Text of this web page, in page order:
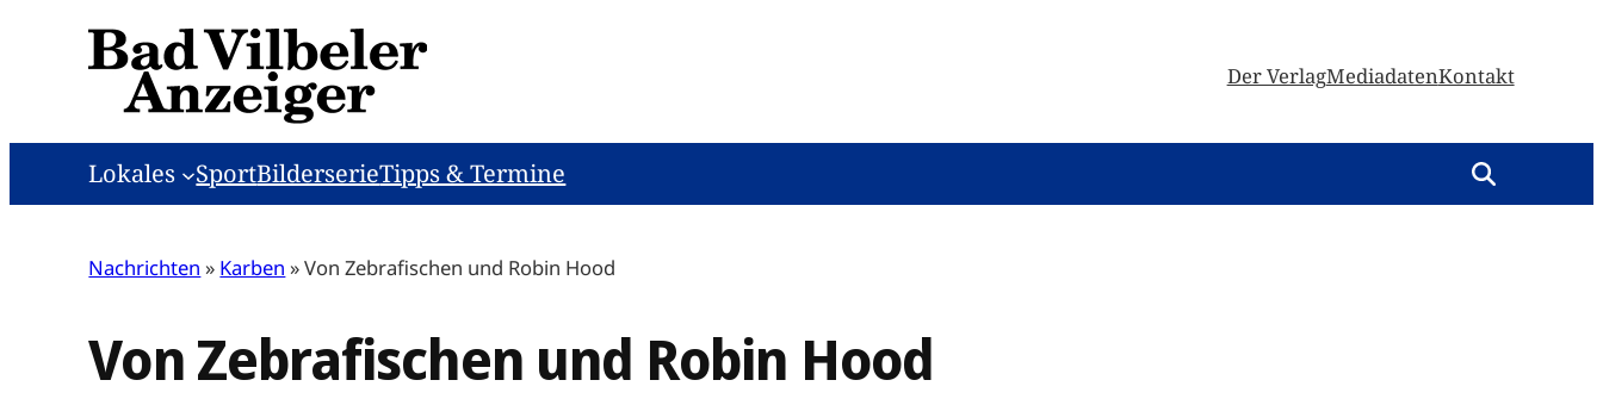
Der VerlagMediadatenKontakt
Lokales SportBilderserieTipps & Termine
Nachrichten » Karben »Von Zebrafischen und Robin Hood
Von Zebrafischen und Robin Hood